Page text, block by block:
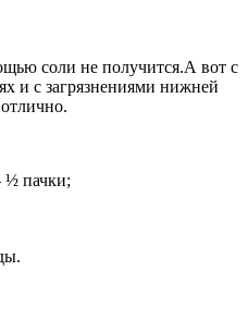
соли не получится.А вот с
и с загрязнениями нижней
½ пачки;